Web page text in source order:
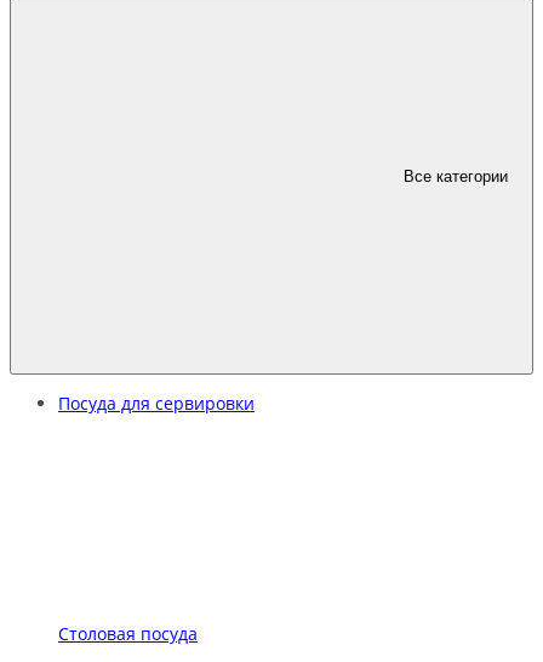
Все категории
Посуда для сервировки
Столовая посуда